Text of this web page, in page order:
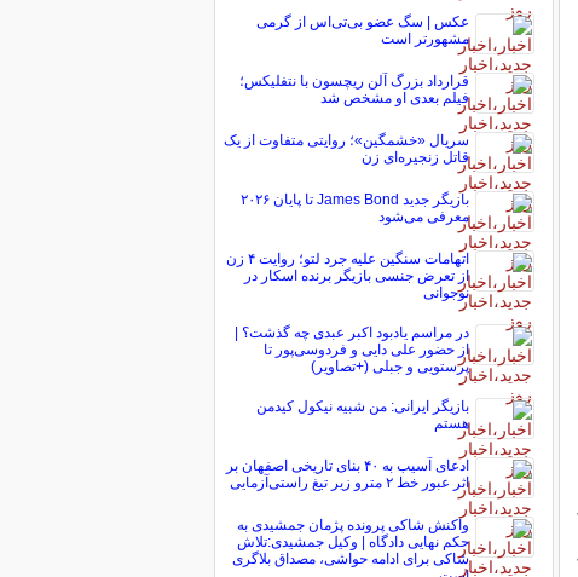
عکس | سگ عضو بی‌تی‌اس از گرمی
مشهورتر است
قرارداد بزرگ آلن ریچسون با نتفلیکس؛
فیلم بعدی او مشخص شد
سریال «خشمگین»؛ روایتی متفاوت از یک
قاتل زنجیره‌ای زن
بازیگر جدید James Bond تا پایان ۲۰۲۶
معرفی می‌شود
اتهامات سنگین علیه جرد لتو؛ روایت ۴ زن
از تعرض جنسی بازیگر برنده اسکار در
نوجوانی
در مراسم یادبود اکبر عبدی چه گذشت؟ |
از حضور علی دایی و فردوسی‌پور تا
پرستویی و جبلی (+تصاویر)
بازیگر ایرانی: من شبیه نیکول کیدمن
هستم
ادعای آسیب به ۴۰ بنای تاریخی اصفهان بر
اثر عبور خط ۲ مترو زیر تیغ راستی‌آزمایی
واکنش شاکی پرونده پژمان جمشیدی به
حکم نهایی دادگاه | وکیل جمشیدی:تلاش
شاکی برای ادامه حواشی، مصداق بلاگری